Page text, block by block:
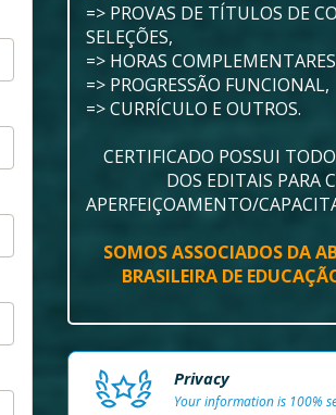
=> PROVAS DE TÍTULOS DE
SELEÇÕES,
=> HORAS
=> PROGRESSÃO FUNCIONAL,
=> CURRÍCULO E OUTROS.
CERTIFICADO POSSUI
DOS EDITAIS PARA
APERFEIÇOAMENTO/
SOMOS ASSOCIADOS DA
BRASILEIRA DE
Privacy
Your information is 100%